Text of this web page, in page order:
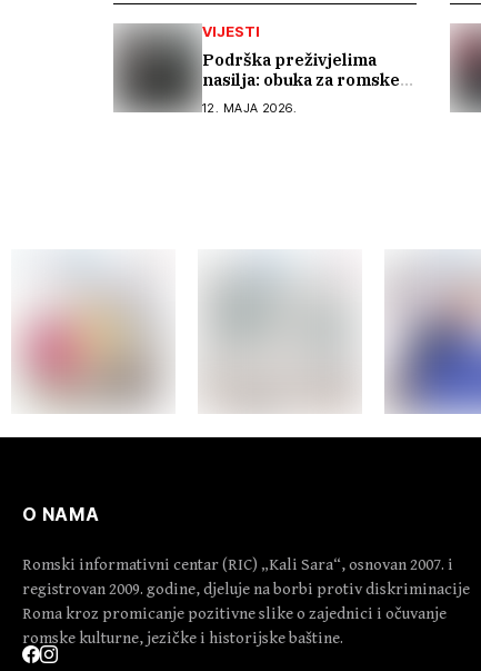
VIJESTI
Podrška preživjelima
nasilja: obuka za romske
aktivistice iz Bosne i
Hercegovine
12. MAJA 2026.
O NAMA
Romski informativni centar (RIC) „Kali Sara“, osnovan 2007. i
registrovan 2009. godine, djeluje na borbi protiv diskriminacije
Roma kroz promicanje pozitivne slike o zajednici i očuvanje
romske kulturne, jezičke i historijske baštine.